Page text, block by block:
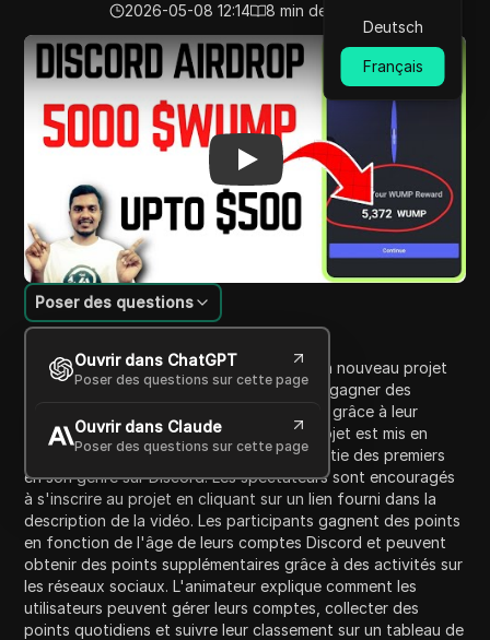
Deutsch
Français
2026-05-08 12:14
8 min de lecture
Play Video:5000 WUMP Token à réclamer sur
Introduction au contenu
Poser des questions
Ouvrir dans ChatGPT
Poser des questions sur cette page
Ouvrir dans Claude
Poser des questions sur cette page
Dans cette vidéo, l'animateur discute d'un nouveau projet
sur Discord qui permet aux utilisateurs de gagner des
points, spécifiquement des jetons WUMP, grâce à leur
participation et à leurs interactions. Le projet est mis en
avant comme unique, surtout qu'il fait partie des premiers
en son genre sur Discord. Les spectateurs sont encouragés
à s'inscrire au projet en cliquant sur un lien fourni dans la
description de la vidéo. Les participants gagnent des points
en fonction de l'âge de leurs comptes Discord et peuvent
obtenir des points supplémentaires grâce à des activités sur
les réseaux sociaux. L'animateur explique comment les
utilisateurs peuvent gérer leurs comptes, collecter des
points quotidiens et suivre leur classement sur un tableau de